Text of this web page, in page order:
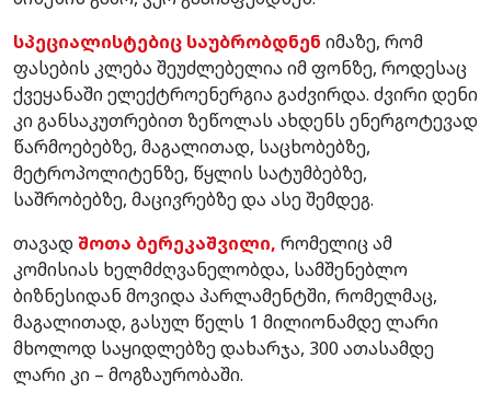
სპეციალისტებიც საუბრობდნენ იმაზე, რომ
ფასების კლება შეუძლებელია იმ ფონზე, როდესაც
ქვეყანაში ელექტროენერგია გაძვირდა. ძვირი დენი
კი განსაკუთრებით ზეწოლას ახდენს ენერგოტევად
წარმოებებზე, მაგალითად, საცხობებზე,
მეტროპოლიტენზე, წყლის სატუმბებზე,
საშრობებზე, მაცივრებზე და ასე შემდეგ.
თავად შოთა ბერეკაშვილი, რომელიც ამ
კომისიას ხელმძღვანელობდა, სამშენებლო
ბიზნესიდან მოვიდა პარლამენტში, რომელმაც,
მაგალითად, გასულ წელს 1 მილიონამდე ლარი
მხოლოდ საყიდლებზე დახარჯა, 300 ათასამდე
ლარი კი – მოგზაურობაში.